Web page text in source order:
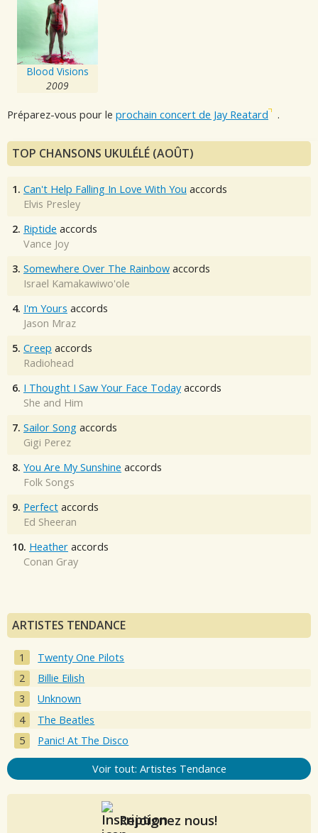
Blood Visions
2009
Préparez-vous pour le prochain concert de Jay Reatard .
TOP CHANSONS UKULÉLÉ (AOÛT)
1. Can't Help Falling In Love With You accords
Elvis Presley
2. Riptide accords
Vance Joy
3. Somewhere Over The Rainbow accords
Israel Kamakawiwo'ole
4. I'm Yours accords
Jason Mraz
5. Creep accords
Radiohead
6. I Thought I Saw Your Face Today accords
She and Him
7. Sailor Song accords
Gigi Perez
8. You Are My Sunshine accords
Folk Songs
9. Perfect accords
Ed Sheeran
10. Heather accords
Conan Gray
ARTISTES TENDANCE
Twenty One Pilots
Billie Eilish
Unknown
The Beatles
Panic! At The Disco
Voir tout: Artistes Tendance
Rejoignez nous!